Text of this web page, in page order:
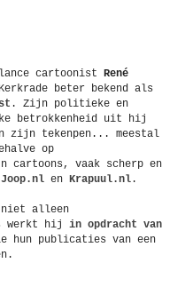
cartoonist
René
Kerkrade beter bekend als
. Zijn politieke en
betrokkenheid uit hij
zijn tekenpen... meestal
op
cartoons, vaak scherp en
Joop.nl en Krapuul.nl .
niet alleen
werkt hij in opdracht van
hun publicaties van een